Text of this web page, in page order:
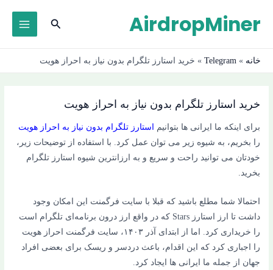
AirdropMiner جستجو
خانه »
Telegram
» خرید استارز تلگرام بدون نیاز به احراز هویت
خرید استارز تلگرام بدون نیاز به احراز هویت
برای اینکه ما ایرانی ها بتوانیم استارز تلگرام بدون نیاز به احراز هویت
را بخریم، به شیوه زیر می توان عمل کرد. با استفاده از توضیحات زیر،
خودتان می توانید راحت و سریع و به ارزانترین شیوه استارز تلگرام
بخرید.
احتمالا شما مطلع باشید که قبلا با سایت فرگمنت این امکان وجود
داشت تا ارز استارز Stars که در واقع ارز درون برنامه‌ای تلگرام است
را خریداری کرد. اما از ابتدای آذر ۱۴۰۳، سایت فرگمنت احراز هویت
را اجباری کرد که این اقدام، باعث دردسر و ریسک برای بعضی افراد
جهان از جمله ما ایرانی ها ایجاد کرد.